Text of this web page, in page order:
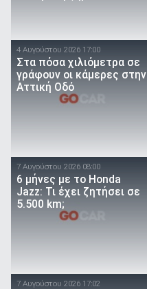
4 Αυγούστου 2026 17:00
Στα πόσα χιλιόμετρα σε
γράφουν οι κάμερες στην
Αττική Οδό
7 Αυγούστου 2026 08:00
6 μήνες με το Honda
Jazz: Τι έχει ζητήσει σε
5.500 km;
7 Αυγούστου 2026 17:02